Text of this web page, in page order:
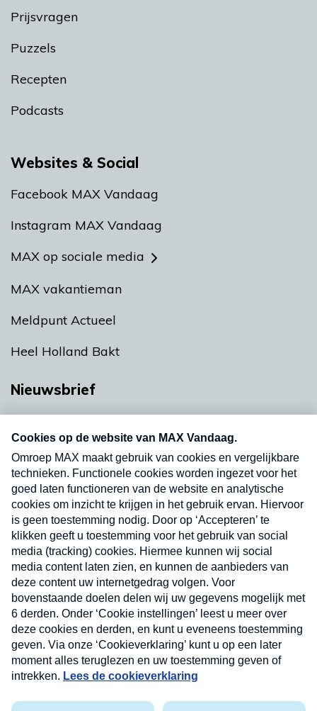
Prijsvragen
Puzzels
Recepten
Podcasts
Websites & Social
Facebook MAX Vandaag
Instagram MAX Vandaag
MAX op sociale media
MAX vakantieman
Meldpunt Actueel
Heel Holland Bakt
Nieuwsbrief
nieuwsbrief. Elke vrijdag- en dinsdagochtend in
uw mailbox.
Verzend
Nieuwsbrief
Neem hier een gratis abonnement op onze
nieuwsbrief. Elke vrijdag- en dinsdagochtend in uw